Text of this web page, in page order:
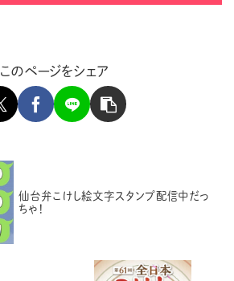
このページをシェア
仙台弁こけし絵文字スタンプ配信中だっ
ちゃ！